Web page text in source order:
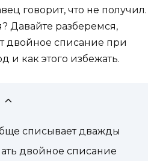
говорит, что не получил.
Давайте разберемся,
двойное списание при
и как этого избежать.
списывает дважды
двойное списание